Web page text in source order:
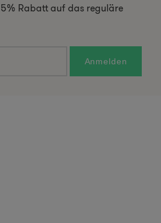
Rabatt auf das reguläre